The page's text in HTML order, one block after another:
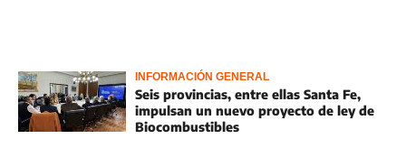
INFORMACIÓN GENERAL
Seis provincias, entre ellas Santa Fe,
impulsan un nuevo proyecto de ley de
Biocombustibles